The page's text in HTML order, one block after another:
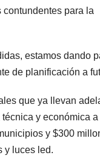
para la
estamos dando
de planificación a
que ya llevan
y económica a
y $300
y luces led.